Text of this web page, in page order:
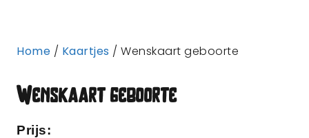
Home / Kaartjes / Wenskaart geboorte
Wenskaart geboorte
Prijs: